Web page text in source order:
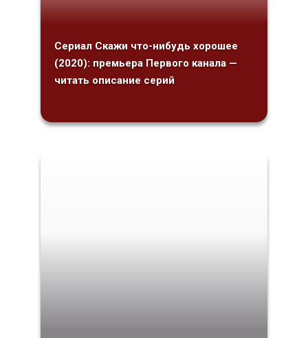
Сериал Скажи что-нибудь хорошее
(2020): премьера Первого канала —
читать описание серий